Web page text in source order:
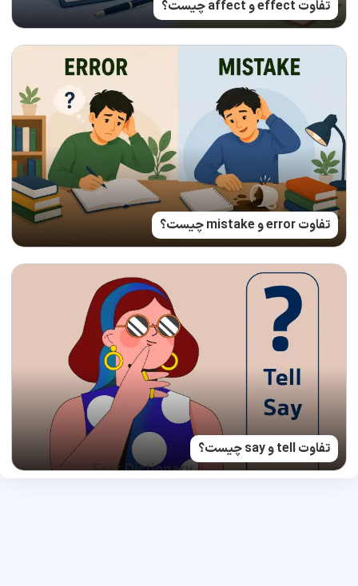
تفاوت effect و affect چیست؟
تفاوت error و mistake چیست؟
تفاوت tell و say چیست؟